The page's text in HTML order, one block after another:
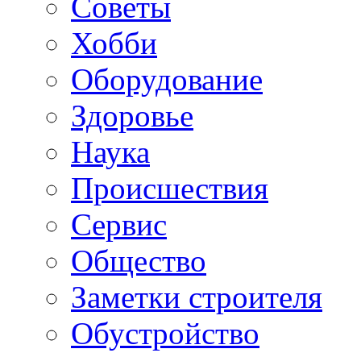
Хобби
Oборудование
Здоровье
Наука
Происшествия
Сервис
Общество
Заметки строителя
Обустройство